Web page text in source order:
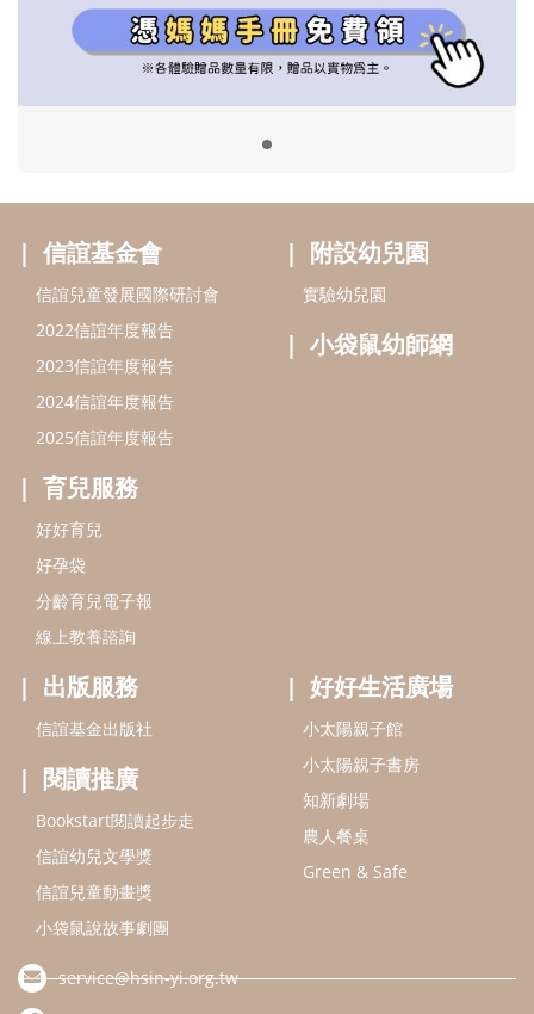
2022信誼年度報告
2023信誼年度報告
2024信誼年度報告
好孕袋
分齡育兒電子報
線上教養諮詢
小袋鼠幼師網
出版服務
信誼基金出版社
閱讀推廣
Bookstart閱讀起步走
信誼幼兒文學獎
信誼兒童動畫獎
小袋鼠說故事劇團
service@hsin-yi.org.tw
信誼好好育兒
小太陽親子書房
(02)2396-5305轉2345 (週一～週五 9:00～18:00)
認識信誼 合作洽談 智慧財產權聲明
本網站建議使用IE9(含以上)或 Google Chrome 版本瀏覽器
信誼基金會/上誼文化實業股份有限公司 版權所有 ©